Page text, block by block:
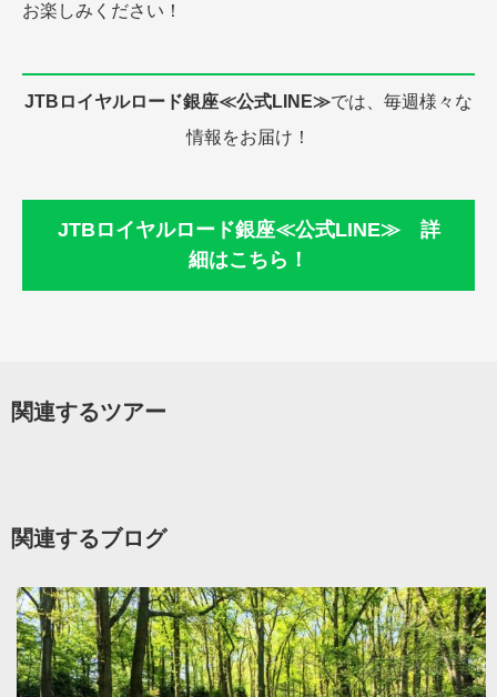
お楽しみください！
JTBロイヤルロード銀座≪公式LINE≫では、毎週様々な
情報をお届け！
JTBロイヤルロード銀座≪公式LINE≫ 詳
細はこちら！
関連するツアー
関連するブログ